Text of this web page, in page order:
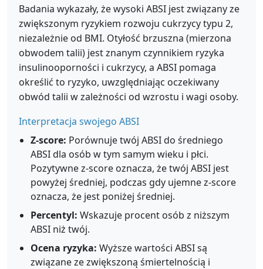
Badania wykazały, że wysoki ABSI jest związany ze
zwiększonym ryzykiem rozwoju cukrzycy typu 2,
niezależnie od BMI. Otyłość brzuszna (mierzona
obwodem talii) jest znanym czynnikiem ryzyka
insulinooporności i cukrzycy, a ABSI pomaga
określić to ryzyko, uwzględniając oczekiwany
obwód talii w zależności od wzrostu i wagi osoby.
Interpretacja swojego ABSI
Z-score: Porównuje twój ABSI do średniego
ABSI dla osób w tym samym wieku i płci.
Pozytywne z-score oznacza, że twój ABSI jest
powyżej średniej, podczas gdy ujemne z-score
oznacza, że jest poniżej średniej.
Percentyl: Wskazuje procent osób z niższym
ABSI niż twój.
Ocena ryzyka: Wyższe wartości ABSI są
związane ze zwiększoną śmiertelnością i